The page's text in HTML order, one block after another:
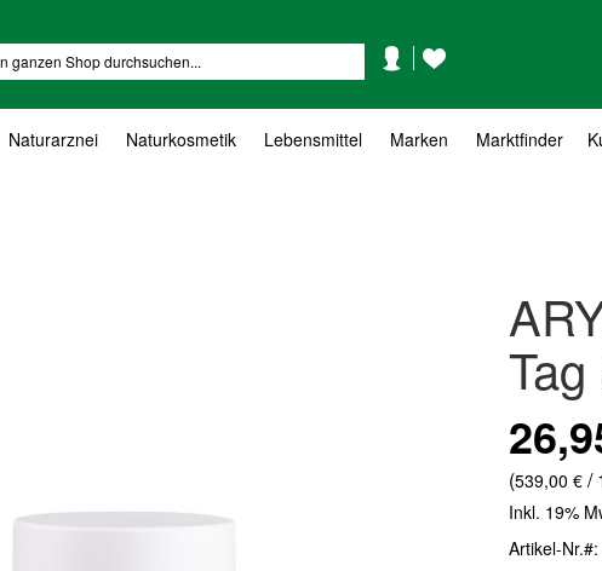
KontoWunschzettel
Naturarznei Naturkosmetik Lebensmittel Marken Marktfinder
(539,00 €/
Inkl. 19%
Artikel-Nr.